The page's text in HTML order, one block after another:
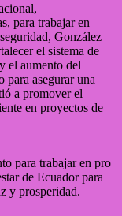
para trabajar en
González
el sistema de
el aumento del
para asegurar una
a promover el
en proyectos de
para trabajar en pro
de Ecuador para
y prosperidad.